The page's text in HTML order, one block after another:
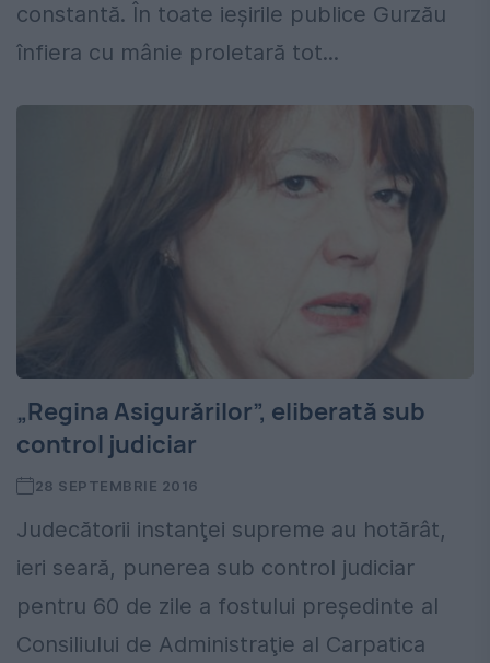
constantă. În toate ieșirile publice Gurzău
înfiera cu mânie proletară tot...
„Regina Asigurărilor”, eliberată sub
control judiciar
28 SEPTEMBRIE 2016
Judecătorii instanţei supreme au hotărât,
ieri seară, punerea sub control judiciar
pentru 60 de zile a fostului preşedinte al
Consiliului de Administraţie al Carpatica